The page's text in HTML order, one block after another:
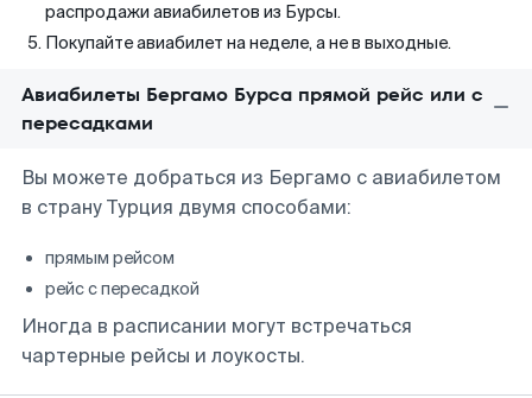
распродажи авиабилетов из Бурсы.
Покупайте авиабилет на неделе, а не в выходные.
Авиабилеты Бергамо Бурса прямой рейс или с
пересадками
Вы можете добраться из Бергамо с авиабилетом
в страну Турция двумя способами:
прямым рейсом
рейс с пересадкой
Иногда в расписании могут встречаться
чартерные рейсы и лоукосты.